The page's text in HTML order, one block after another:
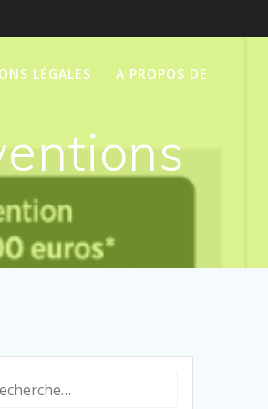
LÉGALES A PROPOS DE